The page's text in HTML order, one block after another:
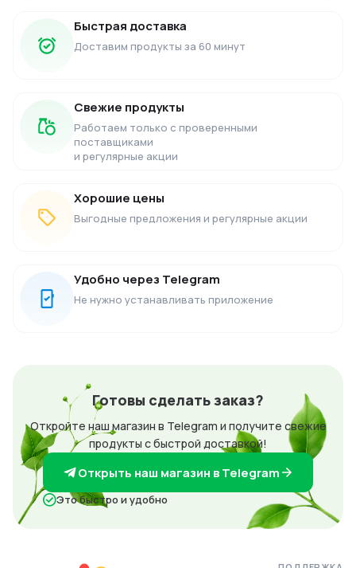
Быстрая доставка
Доставим продукты за 60 минут
Свежие продукты
Работаем только с проверенными
поставщиками
и регулярные акции
Хорошие цены
Выгодные предложения и регулярные акции
Удобно через Telegram
Не нужно устанавливать приложение
Готовы сделать заказ?
Откройте наш магазин в Telegram и получите свежие
продукты с быстрой доставкой!
Открыть наш магазин в Telegram
Это быстро и удобно